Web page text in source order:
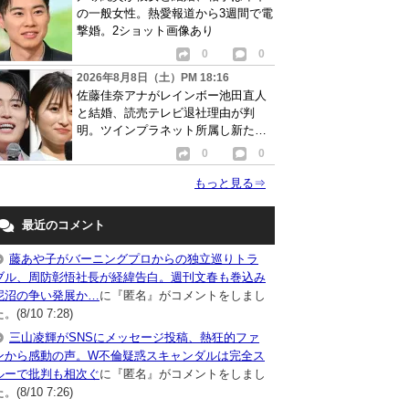
の一般女性。熱愛報道から3週間で電
撃婚。2ショット画像あり
0
0
2026年8月8日（土）PM 18:16
佐藤佳奈アナがレインボー池田直人
と結婚、読売テレビ退社理由が判
明。ツインプラネット所属し新たな
0 0
もっと見る⇒
最近のコメント
藤あや子がバーニングプロからの独立巡りトラ
ル、周防彰悟社長が経緯告白。週刊文春も巻込み
沼の争い発展か… に『匿名』がコメントをしまし
。(8/10 7:28)
三山凌輝がSNSにメッセージ投稿、熱狂的ファ
から感動の声。W不倫疑惑スキャンダルは完全ス
ーで批判も相次ぐに『匿名』がコメントをしまし
。(8/10 7:26)